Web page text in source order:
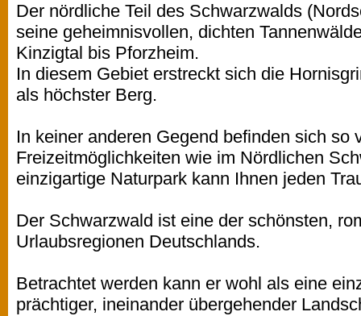
Der nördliche Teil des Schwarzwalds
seine geheimnisvollen, dichten
Kinzigtal bis Pforzheim.
In diesem Gebiet erstreckt sich die
als höchster Berg.
In keiner anderen Gegend befinden sich so
Freizeitmöglichkeiten wie im Nördlichen
einzigartige Naturpark kann Ihnen jeden
Der Schwarzwald ist eine der schönsten,
Urlaubsregionen Deutschlands.
Betrachtet werden kann er wohl als eine
prächtiger, ineinander übergehender